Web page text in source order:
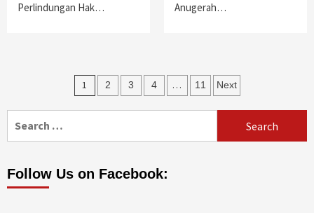
Perlindungan Hak…
Anugerah…
Posts
pagination
1 2 3 4 … 11 Next
Follow Us on Facebook: